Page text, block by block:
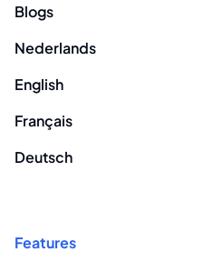
Blogs
Nederlands
English
Français
Deutsch
Features